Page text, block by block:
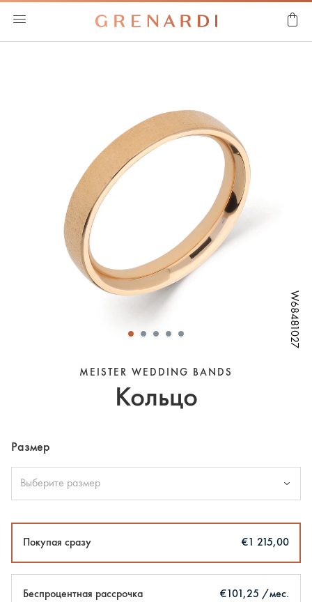
W68481027
W68481027
W68481027
W68481027
W68481027
W68481027
W68481027
MEISTER WEDDING BANDS
Кольцо
Размер
Выберите размер
Покупая сразу €1 215,00
Беспроцентная рассрочка €101,25 /мес.